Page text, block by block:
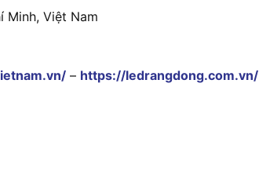
Minh, Việt Nam
– https://ledrangdong.com.vn/